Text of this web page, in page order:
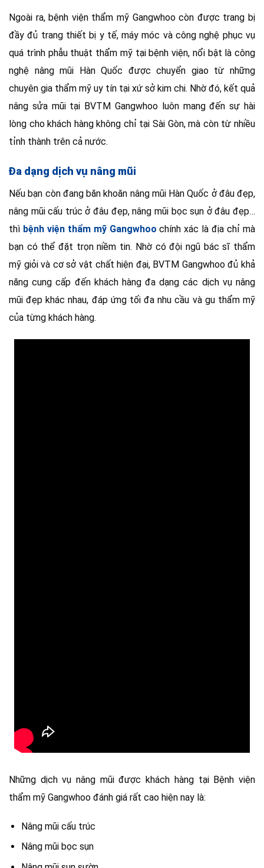
Ngoài ra, bệnh viện thẩm mỹ Gangwhoo còn được trang bị
đầy đủ trang thiết bị y tế, máy móc và công nghệ phục vụ
quá trình phẫu thuật thẩm mỹ tại bệnh viện, nổi bật là công
nghệ nâng mũi Hàn Quốc được chuyển giao từ những
chuyên gia thẩm mỹ uy tín tại xứ sở kim chi. Nhờ đó, kết quả
nâng sửa mũi tại BVTM Gangwhoo luôn mang đến sự hài
lòng cho khách hàng không chỉ tại Sài Gòn, mà còn từ nhiều
tỉnh thành trên cả nước.
Đa dạng dịch vụ nâng mũi
Nếu bạn còn đang băn khoăn nâng mũi Hàn Quốc ở đâu đẹp,
nâng mũi cấu trúc ở đâu đẹp, nâng mũi bọc sụn ở đâu đẹp…
thì bệnh viện thẩm mỹ Gangwhoo chính xác là địa chỉ mà
bạn có thể đặt trọn niềm tin. Nhờ có đội ngũ bác sĩ thẩm
mỹ giỏi và cơ sở vật chất hiện đại, BVTM Gangwhoo đủ khả
năng cung cấp đến khách hàng đa dạng các dịch vụ nâng
mũi đẹp khác nhau, đáp ứng tối đa nhu cầu và gu thẩm mỹ
của từng khách hàng.
Những dịch vụ nâng mũi được khách hàng tại Bệnh viện
thẩm mỹ Gangwhoo đánh giá rất cao hiện nay là:
Nâng mũi cấu trúc
Nâng mũi bọc sụn